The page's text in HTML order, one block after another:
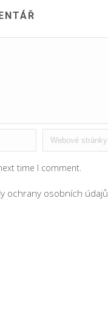
time I comment.
ochrany osobních údajů